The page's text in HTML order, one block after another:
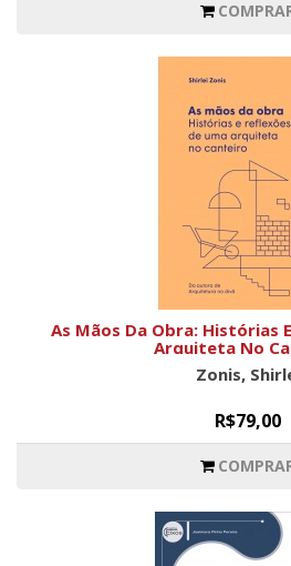
As Mãos Da Obra: Histórias
Arquiteta No
Zonis,
R$79,00